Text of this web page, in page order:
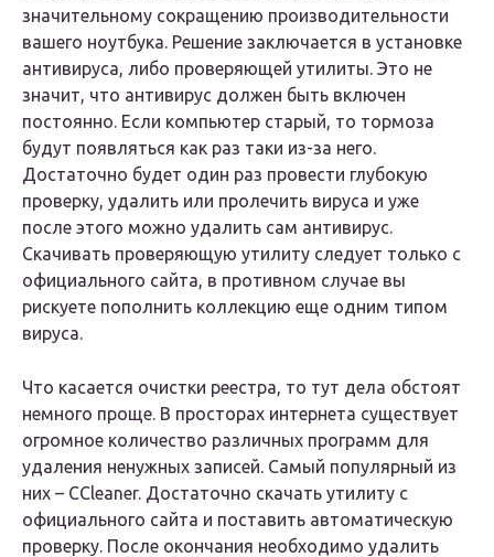
значительному сокращению производительности
вашего ноутбука. Решение заключается в установке
антивируса, либо проверяющей утилиты. Это не
значит, что антивирус должен быть включен
постоянно. Если компьютер старый, то тормоза
будут появляться как раз таки из-за него.
Достаточно будет один раз провести глубокую
проверку, удалить или пролечить вируса и уже
после этого можно удалить сам антивирус.
Скачивать проверяющую утилиту следует только с
официального сайта, в противном случае вы
рискуете пополнить коллекцию еще одним типом
вируса.
Что касается очистки реестра, то тут дела обстоят
немного проще. В просторах интернета существует
огромное количество различных программ для
удаления ненужных записей. Самый популярный из
них – CCleaner. Достаточно скачать утилиту с
официального сайта и поставить автоматическую
проверку. После окончания необходимо удалить